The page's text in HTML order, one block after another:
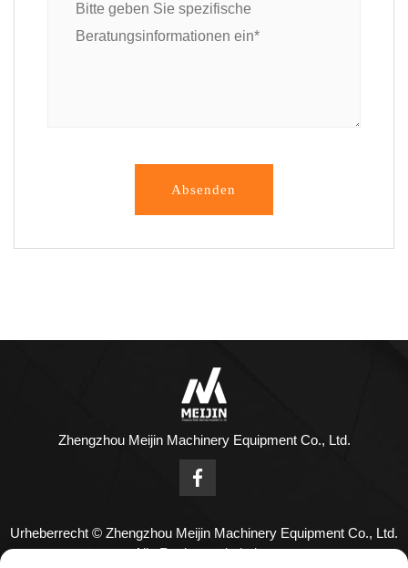
Absenden
Zhengzhou Meijin Machinery Equipment Co., Ltd.
Urheberrecht © Zhengzhou Meijin Machinery Equipment Co., Ltd.
Alle Rechte vorbehalten